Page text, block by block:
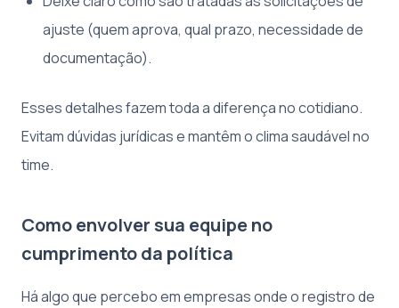
ajuste (quem aprova, qual prazo, necessidade de
documentação).
Esses detalhes fazem toda a diferença no cotidiano.
Evitam dúvidas jurídicas e mantêm o clima saudável no
time.
Como envolver sua equipe no
cumprimento da política
Há algo que percebo em empresas onde o registro de